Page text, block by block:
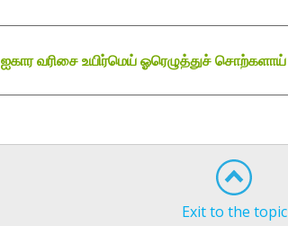
ஐகார வரிசை உயிர்மெய் ஓரெழுத்துச் சொற்களாய்
Exit to the topic